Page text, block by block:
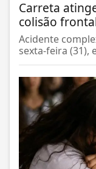
Carreta
colisão
Acidente
sexta-feira (31),